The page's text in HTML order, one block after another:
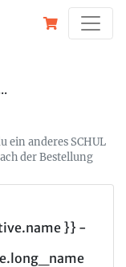
ein anderes SCHUL
der Bestellung
}} -